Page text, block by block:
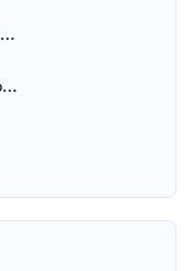
BiP - обмен смс, видеозвонками
ВКонтакте: музыка, видео, чат